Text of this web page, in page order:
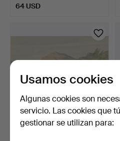
64 USD
Usamos cookies
Algunas cookies son
servicio. Las cookies que
gestionar se utilizan para: